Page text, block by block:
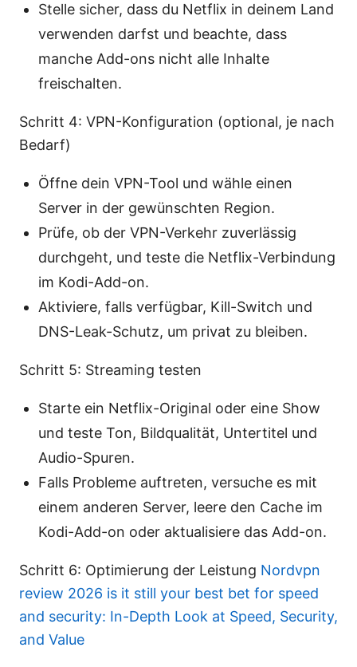
Stelle sicher, dass du Netflix in deinem Land
verwenden darfst und beachte, dass
manche Add-ons nicht alle Inhalte
freischalten.
Schritt 4: VPN-Konfiguration (optional, je nach
Bedarf)
Öffne dein VPN-Tool und wähle einen
Server in der gewünschten Region.
Prüfe, ob der VPN-Verkehr zuverlässig
durchgeht, und teste die Netflix-Verbindung
im Kodi-Add-on.
Aktiviere, falls verfügbar, Kill-Switch und
DNS-Leak-Schutz, um privat zu bleiben.
Schritt 5: Streaming testen
Starte ein Netflix-Original oder eine Show
und teste Ton, Bildqualität, Untertitel und
Audio-Spuren.
Falls Probleme auftreten, versuche es mit
einem anderen Server, leere den Cache im
Kodi-Add-on oder aktualisiere das Add-on.
Schritt 6: Optimierung der Leistung Nordvpn
review 2026 is it still your best bet for speed
and security: In-Depth Look at Speed, Security,
and Value